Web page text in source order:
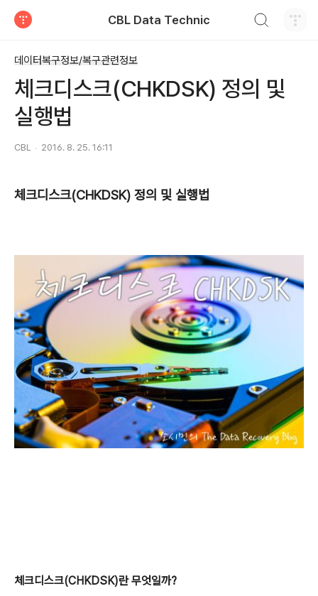
CBL Data Technic
데이터복구정보/복구관련정보
체크디스크(CHKDSK) 정의 및
실행법
CBL 2016. 8. 25. 16:11
체크디스크(CHKDSK) 정의 및 실행법
체크디스크(CHKDSK)란 무엇일까?